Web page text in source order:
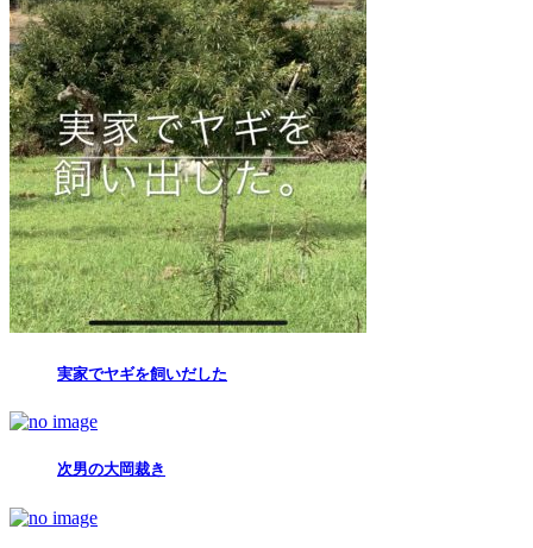
実家でヤギを飼いだした
次男の大岡裁き